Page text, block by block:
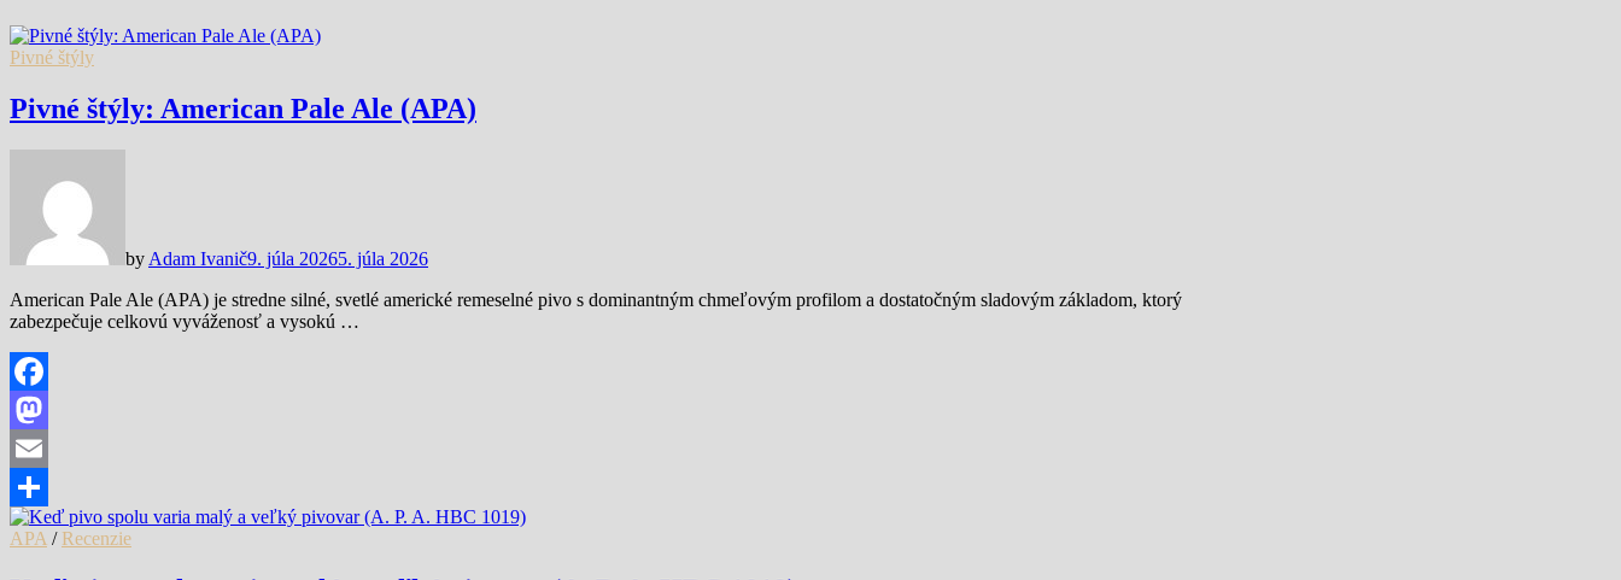
Pivné štýly
Pivné štýly: American Pale Ale (APA)
by Adam Ivanič9. júla 20265. júla 2026
American Pale Ale (APA) je stredne silné, svetlé americké remeselné pivo s dominantným chmeľovým profilom a dostatočným sladovým základom, ktorý
zabezpečuje celkovú vyváženosť a vysokú …
Facebook
Mastodon
Email
Share
APA / Recenzie